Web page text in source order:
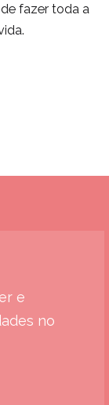
fazer toda a
e
no